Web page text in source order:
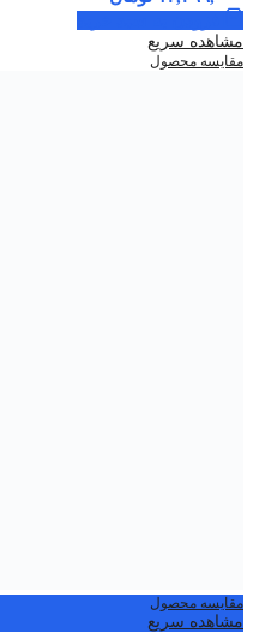
مشاهده سریع
مقایسه محصول
مقایسه محصول
مشاهده سریع